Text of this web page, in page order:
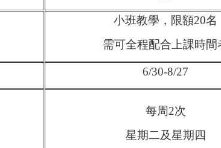
小班教學，限額20名
需可全程配合上課時間
6/30-8/27
每周2次
星期二及星期四